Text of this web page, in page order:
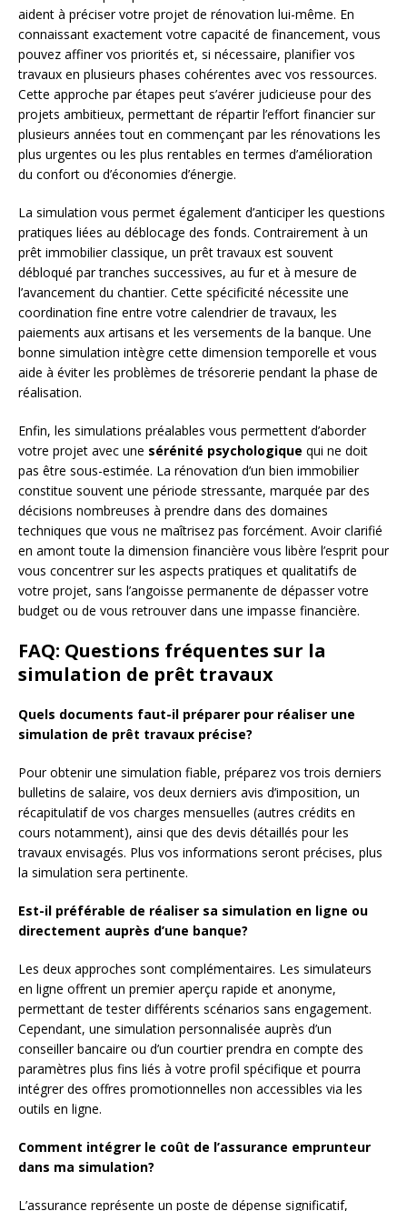
aident à préciser votre projet de rénovation lui-même. En
connaissant exactement votre capacité de financement, vous
pouvez affiner vos priorités et, si nécessaire, planifier vos
travaux en plusieurs phases cohérentes avec vos ressources.
Cette approche par étapes peut s’avérer judicieuse pour des
projets ambitieux, permettant de répartir l’effort financier sur
plusieurs années tout en commençant par les rénovations les
plus urgentes ou les plus rentables en termes d’amélioration
du confort ou d’économies d’énergie.
La simulation vous permet également d’anticiper les questions
pratiques liées au déblocage des fonds. Contrairement à un
prêt immobilier classique, un prêt travaux est souvent
débloqué par tranches successives, au fur et à mesure de
l’avancement du chantier. Cette spécificité nécessite une
coordination fine entre votre calendrier de travaux, les
paiements aux artisans et les versements de la banque. Une
bonne simulation intègre cette dimension temporelle et vous
aide à éviter les problèmes de trésorerie pendant la phase de
réalisation.
Enfin, les simulations préalables vous permettent d’aborder
votre projet avec une sérénité psychologique qui ne doit
pas être sous-estimée. La rénovation d’un bien immobilier
constitue souvent une période stressante, marquée par des
décisions nombreuses à prendre dans des domaines
techniques que vous ne maîtrisez pas forcément. Avoir clarifié
en amont toute la dimension financière vous libère l’esprit pour
vous concentrer sur les aspects pratiques et qualitatifs de
votre projet, sans l’angoisse permanente de dépasser votre
budget ou de vous retrouver dans une impasse financière.
FAQ: Questions fréquentes sur la
simulation de prêt travaux
Quels documents faut-il préparer pour réaliser une
simulation de prêt travaux précise?
Pour obtenir une simulation fiable, préparez vos trois derniers
bulletins de salaire, vos deux derniers avis d’imposition, un
récapitulatif de vos charges mensuelles (autres crédits en
cours notamment), ainsi que des devis détaillés pour les
travaux envisagés. Plus vos informations seront précises, plus
la simulation sera pertinente.
Est-il préférable de réaliser sa simulation en ligne ou
directement auprès d’une banque?
Les deux approches sont complémentaires. Les simulateurs
en ligne offrent un premier aperçu rapide et anonyme,
permettant de tester différents scénarios sans engagement.
Cependant, une simulation personnalisée auprès d’un
conseiller bancaire ou d’un courtier prendra en compte des
paramètres plus fins liés à votre profil spécifique et pourra
intégrer des offres promotionnelles non accessibles via les
outils en ligne.
Comment intégrer le coût de l’assurance emprunteur
dans ma simulation?
L’assurance représente un poste de dépense significatif,